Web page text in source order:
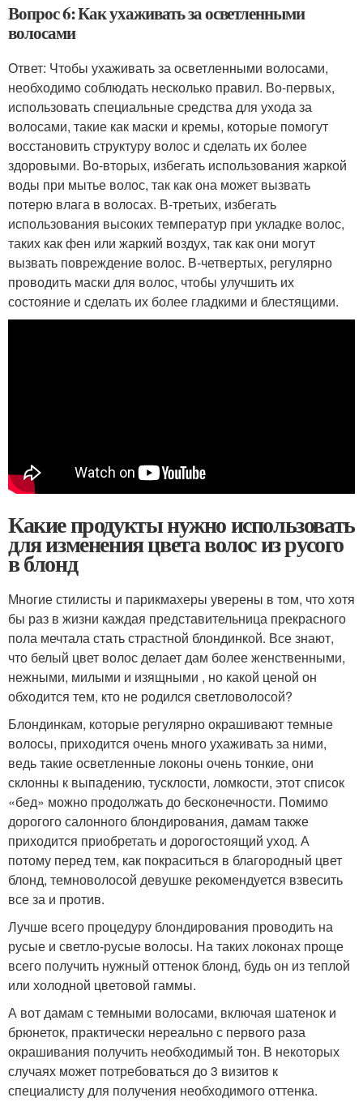
Вопрос 6: Как ухаживать за осветленными
волосами
Ответ: Чтобы ухаживать за осветленными волосами,
необходимо соблюдать несколько правил. Во-первых,
использовать специальные средства для ухода за
волосами, такие как маски и кремы, которые помогут
восстановить структуру волос и сделать их более
здоровыми. Во-вторых, избегать использования жаркой
воды при мытье волос, так как она может вызвать
потерю влага в волосах. В-третьих, избегать
использования высоких температур при укладке волос,
таких как фен или жаркий воздух, так как они могут
вызвать повреждение волос. В-четвертых, регулярно
проводить маски для волос, чтобы улучшить их
состояние и сделать их более гладкими и блестящими.
Какие продукты нужно использовать
для изменения цвета волос из русого
в блонд
Многие стилисты и парикмахеры уверены в том, что хотя
бы раз в жизни каждая представительница прекрасного
пола мечтала стать страстной блондинкой. Все знают,
что белый цвет волос делает дам более женственными,
нежными, милыми и изящными , но какой ценой он
обходится тем, кто не родился светловолосой?
Блондинкам, которые регулярно окрашивают темные
волосы, приходится очень много ухаживать за ними,
ведь такие осветленные локоны очень тонкие, они
склонны к выпадению, тусклости, ломкости, этот список
«бед» можно продолжать до бесконечности. Помимо
дорогого салонного блондирования, дамам также
приходится приобретать и дорогостоящий уход. А
потому перед тем, как покраситься в благородный цвет
блонд, темноволосой девушке рекомендуется взвесить
все за и против.
Лучше всего процедуру блондирования проводить на
русые и светло-русые волосы. На таких локонах проще
всего получить нужный оттенок блонд, будь он из теплой
или холодной цветовой гаммы.
А вот дамам с темными волосами, включая шатенок и
брюнеток, практически нереально с первого раза
окрашивания получить необходимый тон. В некоторых
случаях может потребоваться до 3 визитов к
специалисту для получения необходимого оттенка.